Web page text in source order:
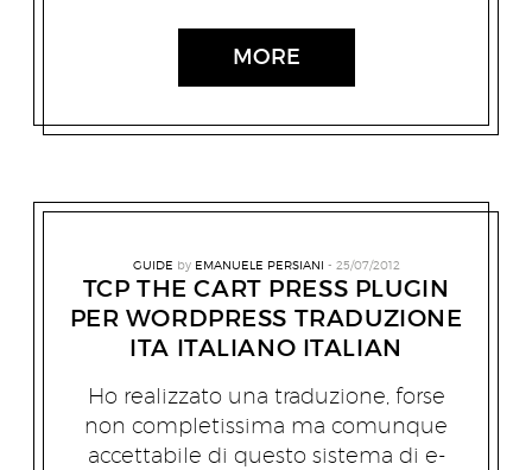
MORE
GUIDE by EMANUELE PERSIANI 25/07/2012
TCP THE CART PRESS PLUGIN
PER WORDPRESS TRADUZIONE
ITA ITALIANO ITALIAN
Ho realizzato una traduzione, forse
non completissima ma comunque
accettabile di questo sistema di e-